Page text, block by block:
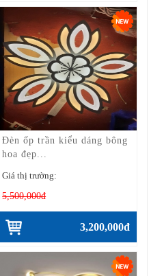
Đèn ốp trần kiểu dáng bông
hoa đẹp...
Giá thị trường:
5,500,000đ
3,200,000đ